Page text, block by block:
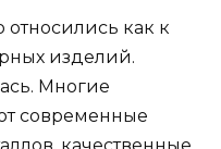
как к
изделий.
Многие
современные